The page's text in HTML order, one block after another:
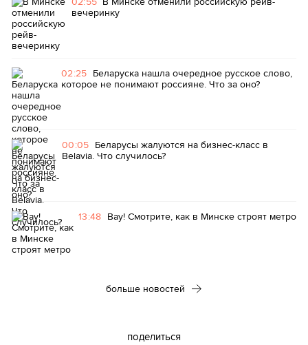
вечеринку
02:25 Беларуска нашла очередное русское слово,
которое не понимают россияне. Что за оно?
00:05 Беларусы жалуются на бизнес-класс в
Belavia. Что случилось?
13:48 Вау! Смотрите, как в Минске строят метро
больше новостей
поделиться